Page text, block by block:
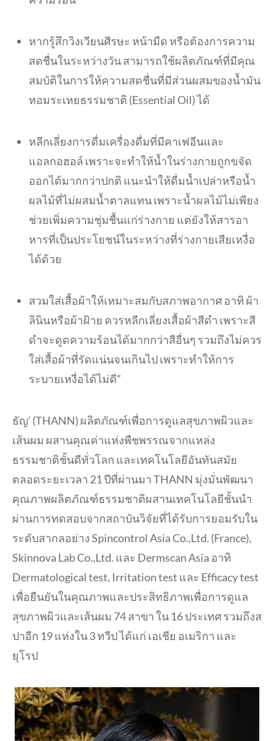
หากรู้สึกวิงเวียนศีรษะ หน้ามืด หรือต้องการความ
สดชื่นในระหว่างวัน สามารถใช้ผลิตภัณฑ์ที่มีคุณ
สมบัติในการให้ความสดชื่นที่มีส่วนผสมของน้ำมัน
หอมระเหยธรรมชาติ (Essential Oil) ได้
หลีกเลี่ยงการดื่มเครื่องดื่มที่มีคาเฟอีนและ
แอลกอฮอล์ เพราะจะทำให้น้ำในร่างกายถูกขจัด
ออกได้มากกว่าปกติ แนะนำให้ดื่มน้ำเปล่าหรือน้ำ
ผลไม้ที่ไม่ผสมน้ำตาลแทน เพราะน้ำผลไม้ไม่เพียง
ช่วยเพิ่มความชุ่มชื้นแก่ร่างกาย แต่ยังให้สารอา
หารที่เป็นประโยชน์ในระหว่างที่ร่างกายเสียเหงื่อ
ได้ด้วย
สวมใส่เสื้อผ้าให้เหมาะสมกับสภาพอากาศ อาทิ ผ้า
ลินินหรือผ้าฝ้าย ควรหลีกเลี่ยงเสื้อผ้าสีดำ เพราะสี
ดำจะดูดความร้อนได้มากกว่าสีอื่นๆ รวมถึงไม่ควร
ใส่เสื้อผ้าที่รัดแน่นจนเกินไป เพราะทำให้การ
ระบายเหงื่อได้ไม่ดี”
ธัญ’ (THANN) ผลิตภัณฑ์เพื่อการดูแลสุขภาพผิวและ
เส้นผม ผสานคุณค่าแห่งพืชพรรณจากแหล่ง
ธรรมชาติชั้นดีทั่วโลก และเทคโนโลยีอันทันสมัย
ตลอดระยะเวลา 21 ปีที่ผ่านมา THANN มุ่งมั่นพัฒนา
คุณภาพผลิตภัณฑ์ธรรมชาติผสานเทคโนโลยีชั้นนำ
ผ่านการทดสอบจากสถาบันวิจัยที่ได้รับการยอมรับใน
ระดับสากลอย่าง Spincontrol Asia Co.,Ltd. (France),
Skinnova Lab Co.,Ltd. และ Dermscan Asia อาทิ
Dermatological test, Irritation test และ Efficacy test
เพื่อยืนยันในคุณภาพและประสิทธิภาพเพื่อการดูแล
สุขภาพผิวและเส้นผม 74 สาขา ใน 16 ประเทศ รวมถึงส
ปาอีก 19 แห่งใน 3 ทวีป ได้แก่ เอเชีย อเมริกา และ
ยุโรป